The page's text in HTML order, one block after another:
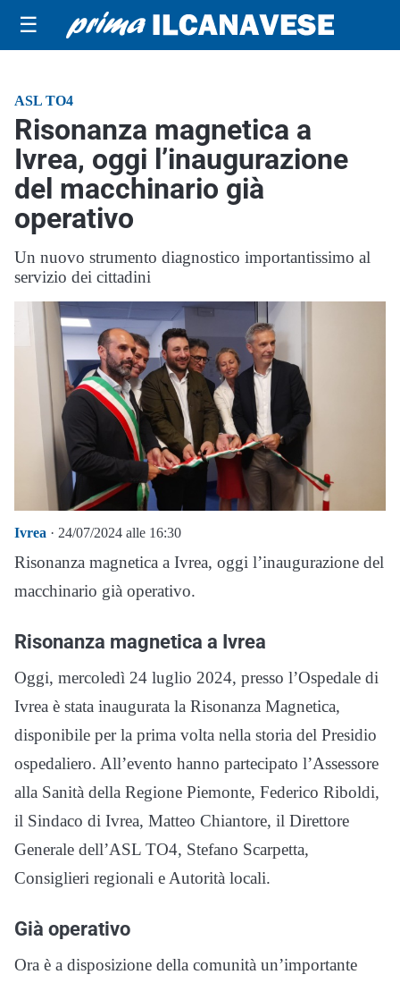
☰
ASL TO4
Risonanza magnetica a
Ivrea, oggi l’inaugurazione
del macchinario già
operativo
Un nuovo strumento diagnostico importantissimo al
servizio dei cittadini
Ivrea · 24/07/2024 alle 16:30
Risonanza magnetica a Ivrea, oggi l’inaugurazione del
macchinario già operativo.
Risonanza magnetica a Ivrea
Oggi, mercoledì 24 luglio 2024, presso l’Ospedale di
Ivrea è stata inaugurata la Risonanza Magnetica,
disponibile per la prima volta nella storia del Presidio
ospedaliero. All’evento hanno partecipato l’Assessore
alla Sanità della Regione Piemonte, Federico Riboldi,
il Sindaco di Ivrea, Matteo Chiantore, il Direttore
Generale dell’ASL TO4, Stefano Scarpetta,
Consiglieri regionali e Autorità locali.
Già operativo
Ora è a disposizione della comunità un’importante